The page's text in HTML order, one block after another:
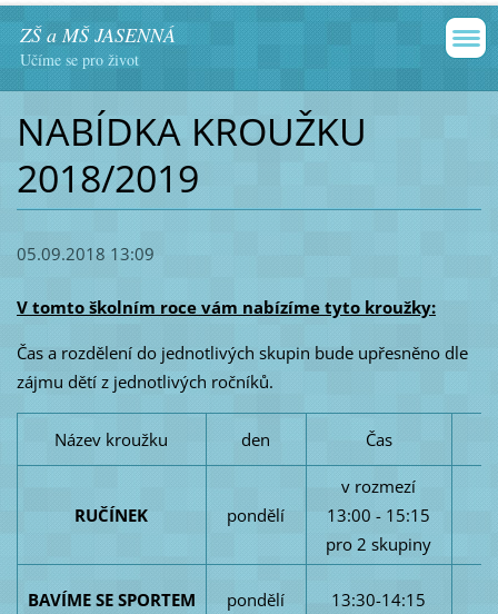
ZŠ a MŠ JASENNÁ
Učíme se pro život
NABÍDKA KROUŽKU
2018/2019
05.09.2018 13:09
V tomto školním roce vám nabízíme tyto kroužky:
Čas a rozdělení do jednotlivých skupin bude upřesněno dle
zájmu dětí z jednotlivých ročníků.
Název kroužku den Čas
RUČÍNEK pondělí
v rozmezí
13:00 - 15:15
pro 2 skupiny
BAVÍME SE SPORTEM pondělí 13:30-14:15